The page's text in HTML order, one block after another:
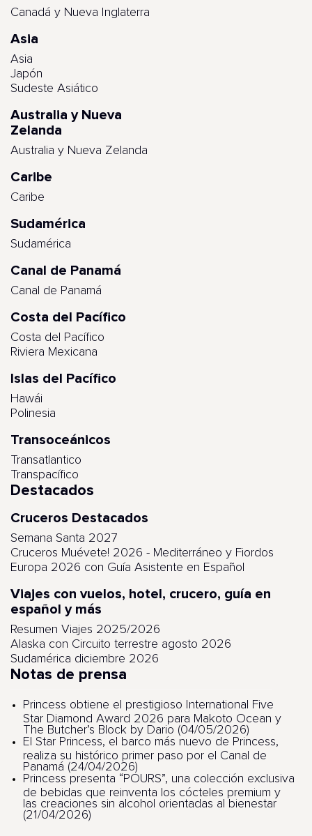
Canadá y Nueva Inglaterra
Asia
Asia
Japón
Sudeste Asiático
Australia y Nueva
Zelanda
Australia y Nueva Zelanda
Caribe
Caribe
Sudamérica
Sudamérica
Canal de Panamá
Canal de Panamá
Costa del Pacífico
Costa del Pacífico
Riviera Mexicana
Islas del Pacífico
Hawái
Polinesia
Transoceánicos
Transatlantico
Transpacífico
Destacados
Cruceros Destacados
Semana Santa 2027
Cruceros Muévete! 2026 - Mediterráneo y Fiordos
Europa 2026 con Guía Asistente en Español
Viajes con vuelos, hotel, crucero, guía en
español y más
Resumen Viajes 2025/2026
Alaska con Circuito terrestre agosto 2026
Sudamérica diciembre 2026
Notas de prensa
Princess obtiene el prestigioso International Five
Star Diamond Award 2026 para Makoto Ocean y
The Butcher’s Block by Dario (04/05/2026)
El Star Princess, el barco más nuevo de Princess,
realiza su histórico primer paso por el Canal de
Panamá (24/04/2026)
Princess presenta “POURS”, una colección exclusiva
de bebidas que reinventa los cócteles premium y
las creaciones sin alcohol orientadas al bienestar
(21/04/2026)